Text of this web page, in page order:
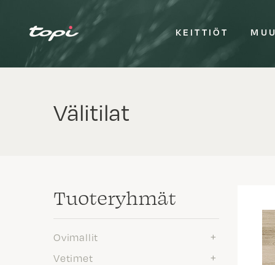
KEITTIÖT
Välitilat
Tuote­ryhmät
Ovimallit
Vetimet